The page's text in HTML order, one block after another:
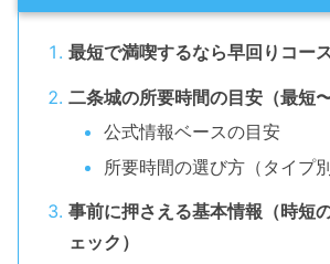
最短で満喫するなら早回りコー
二条城の所要時間の目安（最短
公式情報ベースの目安
所要時間の選び方（タイプ
事前に押さえる基本情報（時短
ェック）